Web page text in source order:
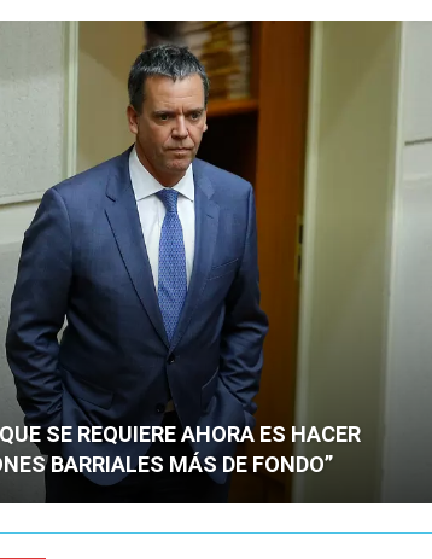
SE REQUIERE AHORA ES HACER
BARRIALES MÁS DE FONDO”